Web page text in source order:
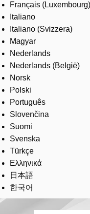
Français (Luxembourg)
Italiano
Italiano (Svizzera)
Magyar
Nederlands
Nederlands (België)
Norsk
Polski
Português
Slovenčina
Suomi
Svenska
Türkçe
Ελληνικά
日本語
한국어